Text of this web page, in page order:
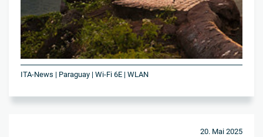
ITA-News | Paraguay | Wi-Fi 6E | WLAN
20. Mai 2025